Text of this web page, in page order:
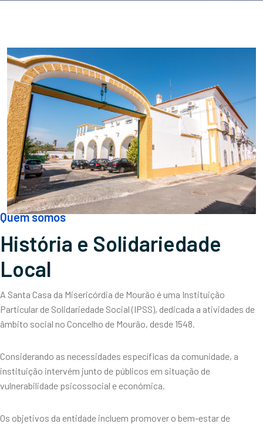
Quem somos
História e Solidariedade
Local
A Santa Casa da Misericórdia de Mourão é uma Instituição
Particular de Solidariedade Social (IPSS), dedicada a atividades de
âmbito social no Concelho de Mourão, desde 1548.
Considerando as necessidades específicas da comunidade, a
instituição intervém junto de públicos em situação de
vulnerabilidade psicossocial e económica.
Os objetivos da entidade incluem promover o bem-estar de